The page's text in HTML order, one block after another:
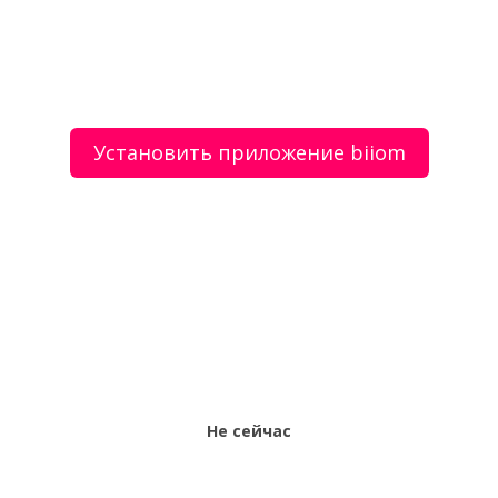
О сервисе Объявления
Добавить объявление
Установить приложение biiom
Не сейчас